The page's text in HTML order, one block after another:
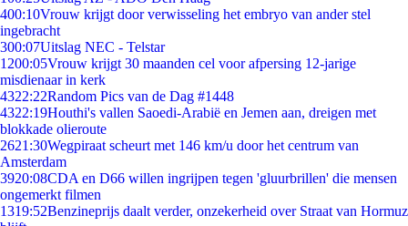
400:10Vrouw krijgt door verwisseling het embryo van ander stel
ingebracht
300:07Uitslag NEC - Telstar
1200:05Vrouw krijgt 30 maanden cel voor afpersing 12-jarige
misdienaar in kerk
4322:22Random Pics van de Dag #1448
4322:19Houthi's vallen Saoedi-Arabië en Jemen aan, dreigen met
blokkade olieroute
2621:30Wegpiraat scheurt met 146 km/u door het centrum van
Amsterdam
3920:08CDA en D66 willen ingrijpen tegen 'gluurbrillen' die mensen
ongemerkt filmen
1319:52Benzineprijs daalt verder, onzekerheid over Straat van Hormuz